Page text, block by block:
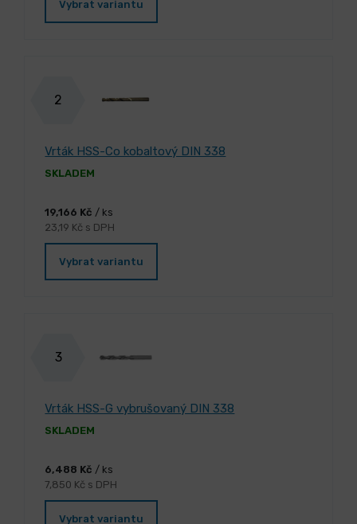
Vybrat variantu
2
Vrták HSS-Co kobaltový DIN 338
SKLADEM
19,166 Kč / ks
23,19 Kč s DPH
Vybrat variantu
3
Vrták HSS-G vybrušovaný DIN 338
SKLADEM
6,488 Kč / ks
7,850 Kč s DPH
Vybrat variantu